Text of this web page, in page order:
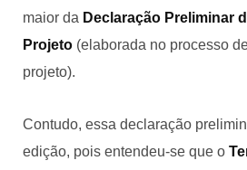
maior da Declaração Preliminar
Projeto (elaborada no processo
projeto).
Contudo, essa declaração
edição, pois entendeu-se que o